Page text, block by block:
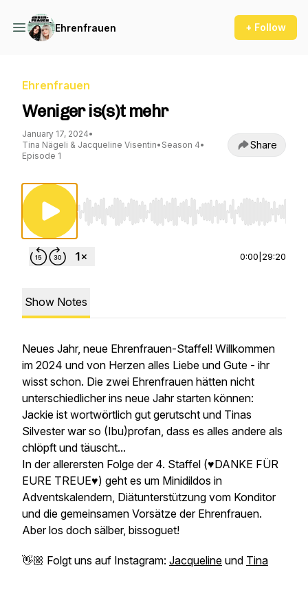
Ehrenfrauen + Follow
Ehrenfrauen
Weniger is(s)t mehr
January 17, 2024•
Tina Nägeli & Jacqueline Visentin• Season 4•
Episode 1
Share
Use Left/Right to seek, Home/End to jump to
0:00 29:20
Show Notes
Neues Jahr, neue Ehrenfrauen-Staffel! Willkommen
im 2024 und von Herzen alles Liebe und Gute - ihr
wisst schon. Die zwei Ehrenfrauen hätten nicht
unterschiedlicher ins neue Jahr starten können:
Jackie ist wortwörtlich gut gerutscht und Tinas
Silvester war so (Ibu)profan, dass es alles andere als
chlöpft und täuscht...
In der allerersten Folge der 4. Staffel (♥DANKE FÜR
EURE TREUE♥) geht es um Minidildos in
Adventskalendern, Diätunterstützung vom Konditor
und die gemeinsamen Vorsätze der Ehrenfrauen.
Aber los doch sälber, bissoguet!
👋🏼 Folgt uns auf Instagram: Jacqueline und Tina